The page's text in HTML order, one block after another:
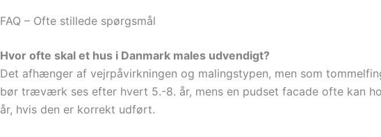
FAQ – Ofte stillede spørgsmål
Hvor ofte skal et hus i Danmark males udvendigt?
Det afhænger af vejrpåvirkningen og malingstypen, men som
bør træværk ses efter hvert 5.-8. år, mens en pudset facade ofte kan
år, hvis den er korrekt udført.